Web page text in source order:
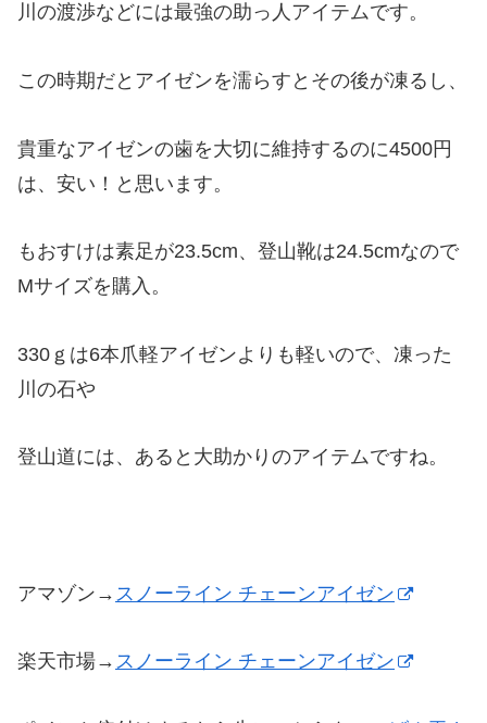
川の渡渉などには最強の助っ人アイテムです。
この時期だとアイゼンを濡らすとその後が凍るし、
貴重なアイゼンの歯を大切に維持するのに4500円
は、安い！と思います。
もおすけは素足が23.5cm、登山靴は24.5cmなので
Mサイズを購入。
330ｇは6本爪軽アイゼンよりも軽いので、凍った
川の石や
登山道には、あると大助かりのアイテムですね。
アマゾン→ スノーライン チェーンアイゼン
楽天市場→ スノーライン チェーンアイゼン